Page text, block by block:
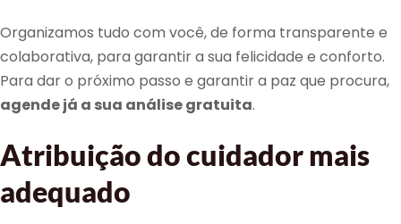
Organizamos tudo com você, de forma transparente e
colaborativa, para garantir a sua felicidade e conforto.
Para dar o próximo passo e garantir a paz que procura,
agende já a sua análise gratuita.
Atribuição do cuidador mais
adequado